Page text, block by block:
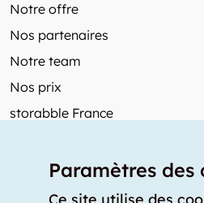
Notre offre
Nos partenaires
Notre team
Nos prix
storabble France
Articles de presse
Paramètres des